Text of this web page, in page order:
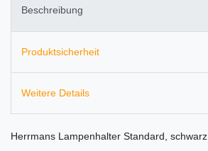
Beschreibung
Produktsicherheit
Weitere Details
Herrmans Lampenhalter Standard, schwarz